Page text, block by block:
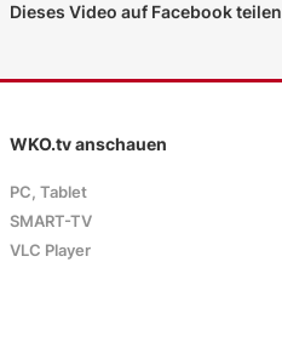
Dieses Video auf Facebook teilen
WKO.tv anschauen
PC, Tablet
SMART-TV
VLC Player